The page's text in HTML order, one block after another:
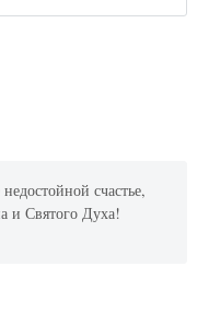
счастье,
и Святого Духа!